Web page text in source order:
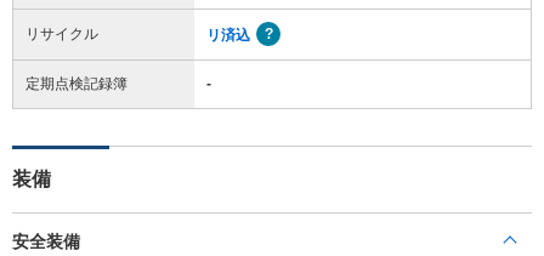
リサイクル リ済込
定期点検記録簿 -
装備
安全装備